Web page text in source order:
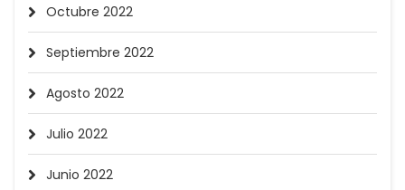
Octubre 2022
Septiembre 2022
Agosto 2022
Julio 2022
Junio 2022